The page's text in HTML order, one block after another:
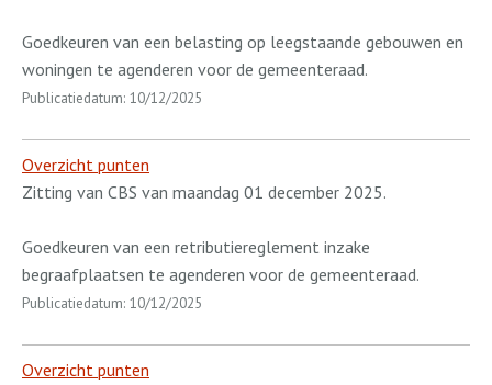
Goedkeuren van een belasting op leegstaande gebouwen en
woningen te agenderen voor de gemeenteraad.
Publicatiedatum: 10/12/2025
Overzicht punten
Zitting van CBS van maandag 01 december 2025.
Goedkeuren van een retributiereglement inzake
begraafplaatsen te agenderen voor de gemeenteraad.
Publicatiedatum: 10/12/2025
Overzicht punten